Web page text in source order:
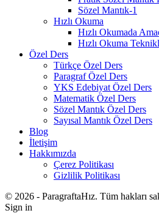
Sözel Mantık-1
Hızlı Okuma
Hızlı Okumada
Hızlı Okuma
Özel Ders
Türkçe Özel Ders
Paragraf Özel Ders
YKS Edebiyat Özel Ders
Matematik Özel Ders
Sözel Mantık Özel Ders
Sayısal Mantık Özel Ders
Blog
İletişim
Hakkımızda
Çerez Politikası
Gizlilik Politikası
© 2026 - ParagraftaHız. Tüm hakları
Sign in